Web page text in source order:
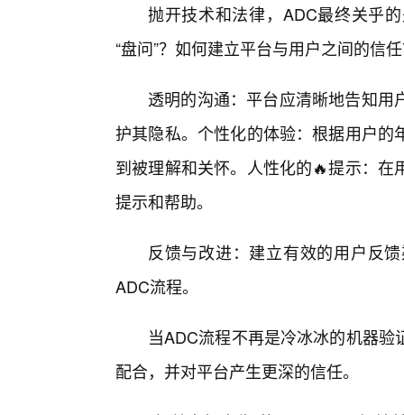
抛开技术和法律，ADC最终关乎
“盘问”？如何建立平台与用户之间的信
透明的沟通：平台应清晰地告知
护其隐私。个性化的体验：根据用户
到被理解和关怀。人性化的🔥提示：
提示和帮助。
反馈与改进：建立有效的用户反
ADC流程。
当ADC流程不再是冷冰冰的机器
配合，并对平台产生更深的信任。